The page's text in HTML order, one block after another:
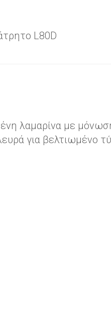
L80D
λαμαρίνα με
για βελτιωμένο